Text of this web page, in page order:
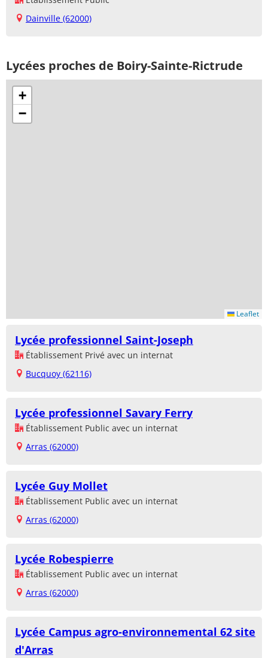
Dainville (62000)
Lycées proches de Boiry-Sainte-Rictrude
+
−
Leaflet
Lycée professionnel Saint-Joseph
Établissement Privé avec un internat
Bucquoy (62116)
Lycée professionnel Savary Ferry
Établissement Public avec un internat
Arras (62000)
Lycée Guy Mollet
Établissement Public avec un internat
Arras (62000)
Lycée Robespierre
Établissement Public avec un internat
Arras (62000)
Lycée Campus agro-environnemental 62 site
d'Arras